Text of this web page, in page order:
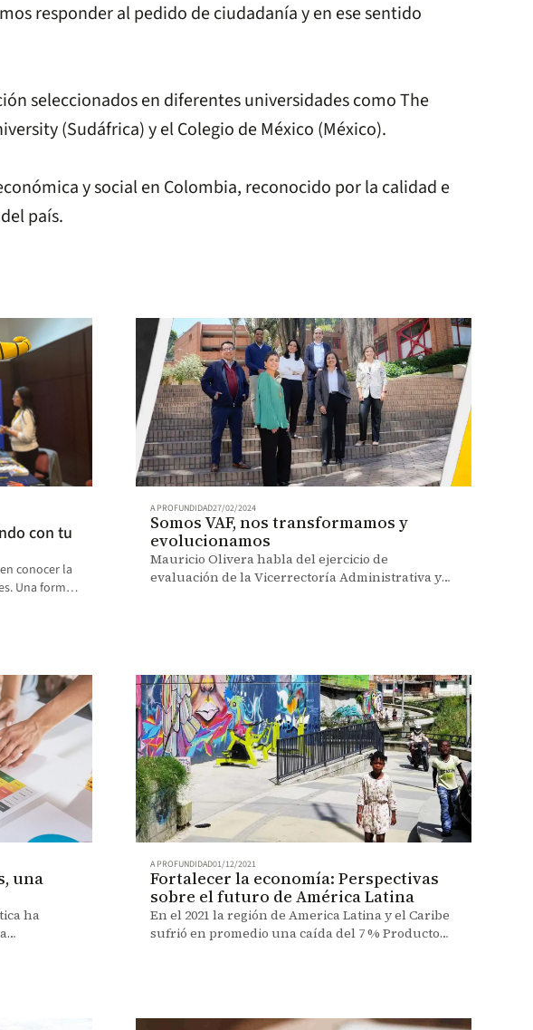
responder al pedido de ciudadanía y en ese sentido
seleccionados en diferentes universidades como The
(Sudáfrica) y el Colegio de México (México).
y social en Colombia, reconocido por la calidad e
país.
con tu
conocer la
Una forma
A PROFUNDIDAD27/02/2024
Somos VAF, nos transformamos y
evolucionamos
Mauricio Olivera habla del ejercicio de
evaluación de la Vicerrectoría Administrativa y
una
ha
A PROFUNDIDAD01/12/2021
Fortalecer la economía: Perspectivas
sobre el futuro de América Latina
En el 2021 la región de America Latina y el Caribe
sufrió en promedio una caída del 7 % Producto